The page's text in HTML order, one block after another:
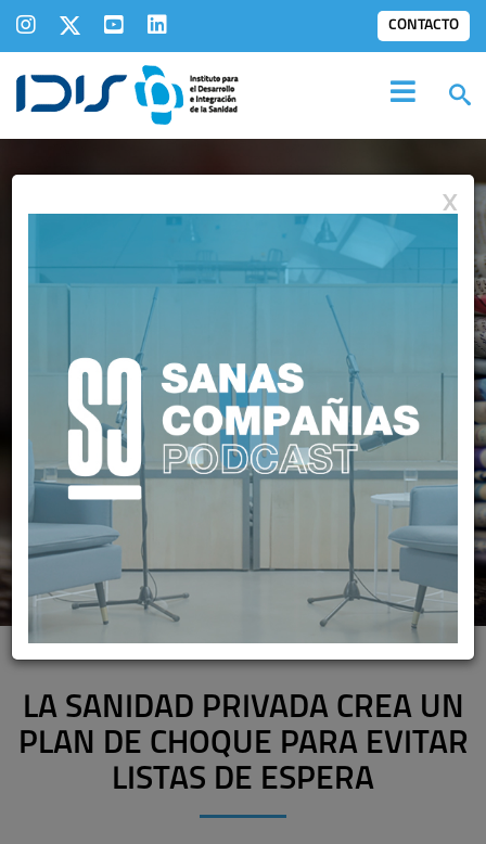
CONTACTO
IDIS EN LOSMEDIOS
LA SANIDAD PRIVADA CREA UN
PLAN DE CHOQUE PARA EVITAR
LISTAS DE ESPERA
X